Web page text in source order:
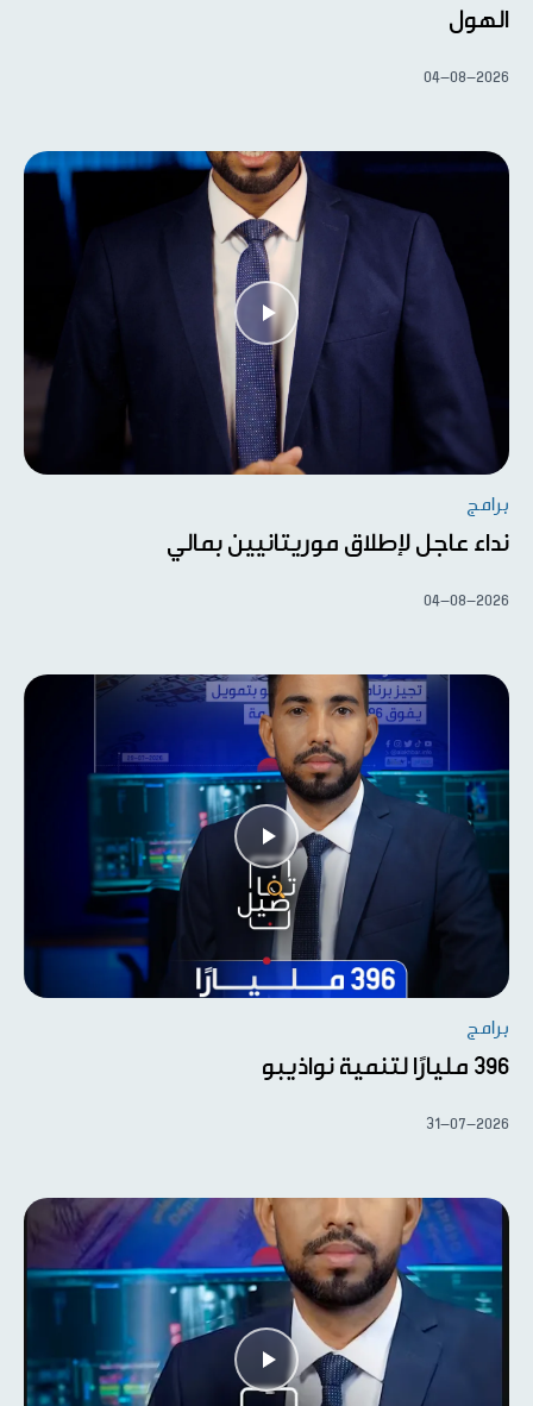
الهول
04-08-2026
برامج
نداء عاجل لإطلاق موريتانيين بمالي
04-08-2026
برامج
396 مليارًا لتنمية نواذيبو
31-07-2026